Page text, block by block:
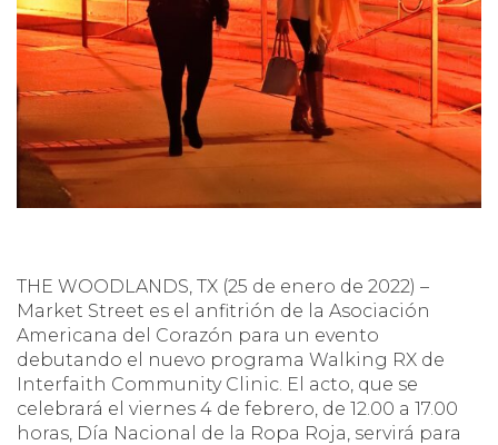
THE WOODLANDS, TX (25 de enero de 2022) –
Market Street es el anfitrión de la Asociación
Americana del Corazón para un evento
debutando el nuevo programa Walking RX de
Interfaith Community Clinic. El acto, que se
celebrará el viernes 4 de febrero, de 12.00 a 17.00
horas, Día Nacional de la Ropa Roja, servirá para